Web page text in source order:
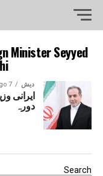
Minister Seyyed
دیش 7 months ago
ایرانی
دورہ
Search